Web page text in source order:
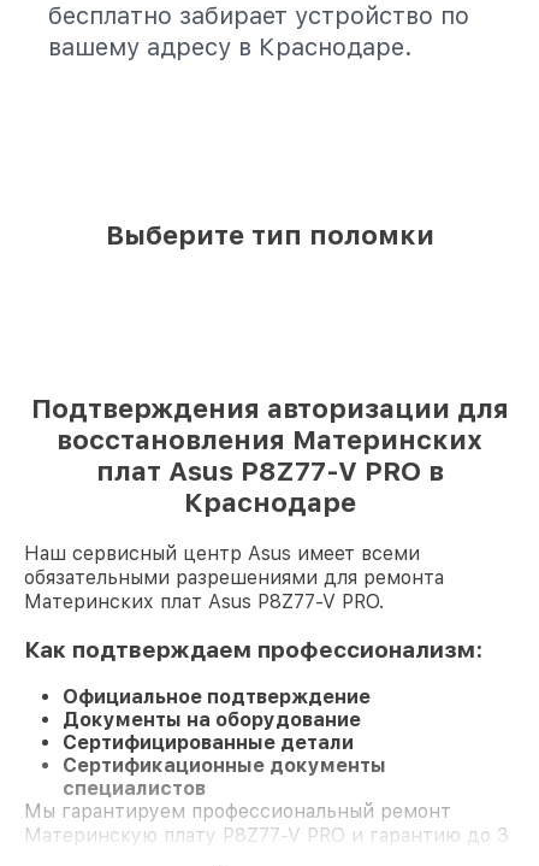
бесплатно забирает устройство по
вашему адресу в Краснодаре.
Выберите тип поломки
Подтверждения авторизации для
восстановления Материнских
плат Asus P8Z77-V PRO в
Краснодаре
Наш сервисный центр Asus имеет всеми
обязательными разрешениями для ремонта
Материнских плат Asus P8Z77-V PRO.
Как подтверждаем профессионализм:
Официальное подтверждение
Документы на оборудование
Сертифицированные детали
Сертификационные документы
специалистов
Мы гарантируем профессиональный ремонт
Материнскую плату P8Z77-V PRO и гарантию до 3